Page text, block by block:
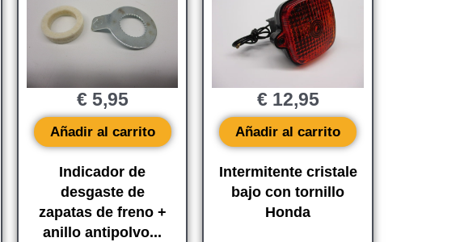
Indicador de
desgaste de
zapatas de freno +
anillo antipolvo...
€5,95
Añadir al carrito
Intermitente cristale
bajo con tornillo
Honda
€12,95
Añadir al carrito